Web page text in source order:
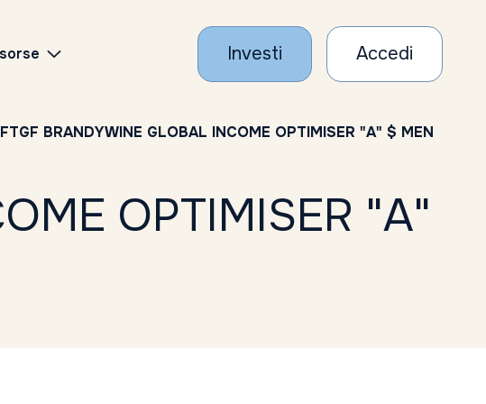
Investi Accedi
FTGF BRANDYWINE GLOBAL INCOME OPTIMISER "A" $ MEN
OPTIMISER "A"